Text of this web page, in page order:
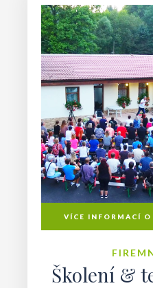
VÍCE INFORMACÍ
Školení &